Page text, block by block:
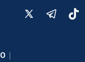
|